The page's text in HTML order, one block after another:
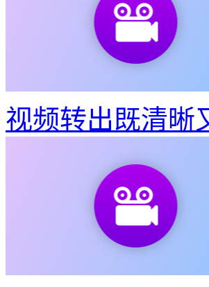
视频转出既清晰